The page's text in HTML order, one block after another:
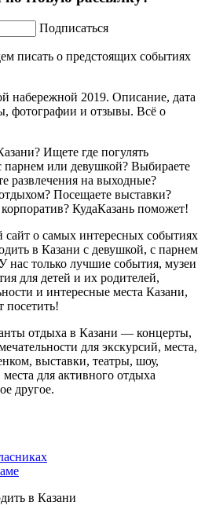
Подписаться
писать о предстоящих событиях
набережной 2019. Описание, дата
фотографии и отзывы. Всё о
Ищете где погулять
парнем или девушкой? Выбираете
развлечения на выходные?
Посещаете выставки?
КудаКазань поможет!
о самых интересных событиях
в Казани с девушкой, с парнем
только лучшие события, музеи
для детей и их родителей,
и интересные места Казани,
посетить!
отдыха в Казани — концерты,
для экскурсий, места,
выставки, театры, шоу,
для активного отдыха
другое.
в Казани